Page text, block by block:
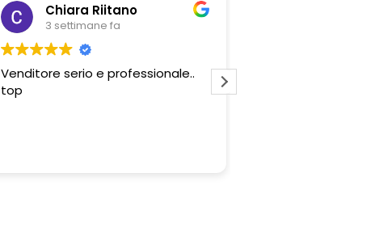
Chiara Riitano
3 settimane fa
Venditore serio e professionale..
top